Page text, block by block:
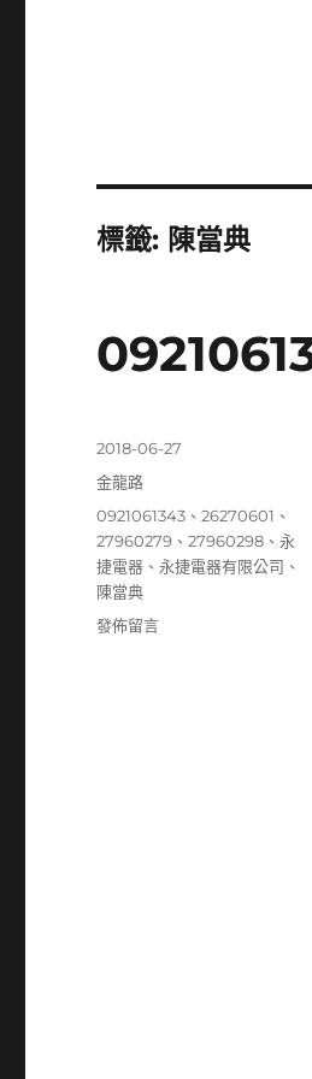
標籤: 陳當典
發
佈
期:
2018-06-27
分
金龍路
標
籤
0921061343 、26270601 、
27960279 、27960298 、永
捷電器 、永捷電器有限公司 、
陳當典
在
發佈留言